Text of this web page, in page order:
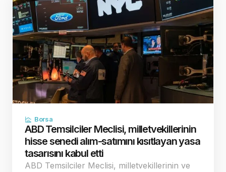
Borsa
ABD Temsilciler Meclisi, milletvekillerinin
hisse senedi alım-satımını kısıtlayan yasa
tasarısını kabul etti
ABD Temsilciler Meclisi, milletvekillerinin ve